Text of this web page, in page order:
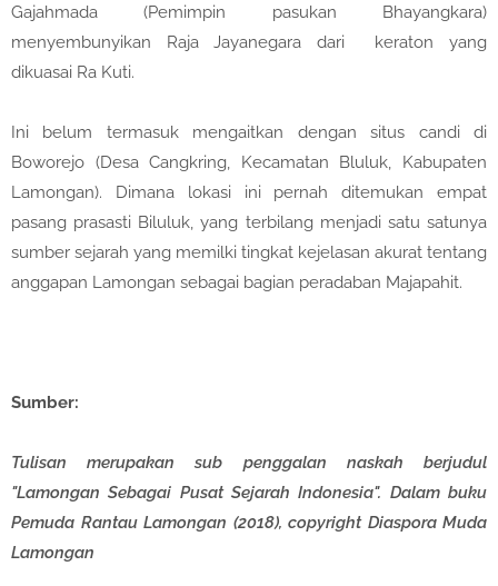
Gajahmada (Pemimpin pasukan Bhayangkara)
menyembunyikan Raja Jayanegara dari
keraton yang
dikuasai Ra Kuti.
Ini belum termasuk mengaitkan dengan situs candi di
Boworejo (Desa Cangkring, Kecamatan Bluluk, Kabupaten
Lamongan). Dimana lokasi ini pernah ditemukan empat
pasang prasasti Biluluk, yang terbilang menjadi satu satunya
sumber sejarah yang memilki tingkat kejelasan akurat tentang
anggapan Lamongan sebagai bagian peradaban Majapahit.
Sumber:
Tulisan merupakan sub penggalan naskah berjudul
"Lamongan Sebagai Pusat Sejarah Indonesia". Dalam buku
Pemuda Rantau Lamongan (2018), copyright Diaspora Muda
Lamongan